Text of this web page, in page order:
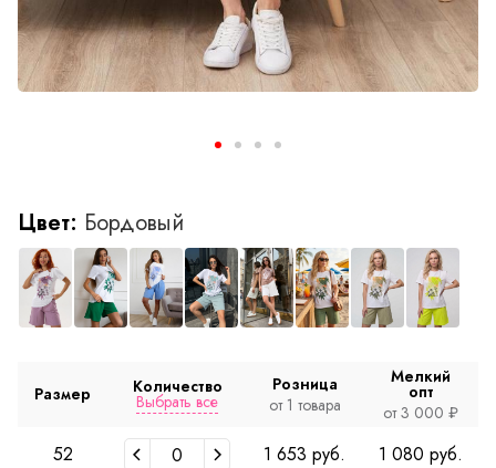
Цвет: Бордовый
Размер Количество
Выбрать все
Розница
от 1 товара
Мелкий
опт
от 3 000 ₽
52 1 653 руб. 1 080 руб.